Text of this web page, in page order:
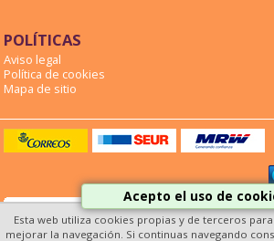
POLÍTICAS
Aviso legal
Política de cookies
Mapa de sitio
Acepto el uso de
Esta web utiliza cookies propias y de terceros
mejorar la navegación. Si continuas navegando